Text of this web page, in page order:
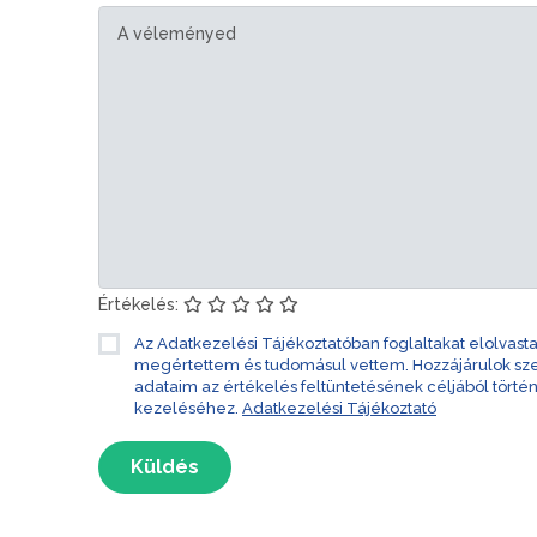
Értékelés:
Az Adatkezelési Tájékoztatóban foglaltakat
megértettem és tudomásul vettem. Hozzájárulok
adataim az értékelés feltüntetésének céljából
kezeléséhez. Adatkezelési Tájékoztató
Küldés